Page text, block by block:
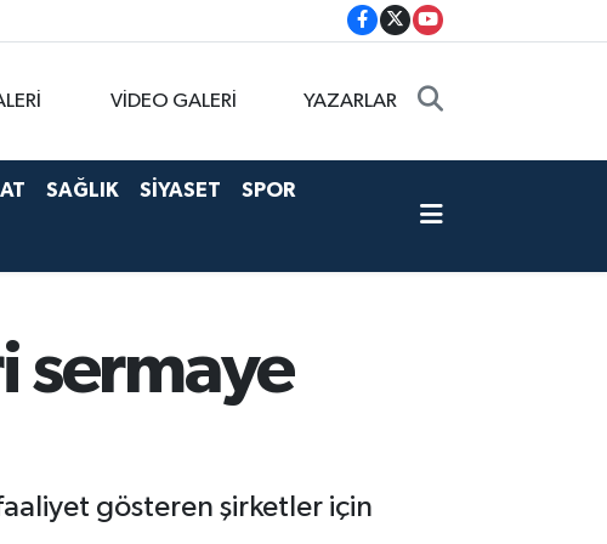
VİDEO GALERİ YAZARLAR
SAĞLIK SİYASET SPOR
sermaye
gösteren şirketler için